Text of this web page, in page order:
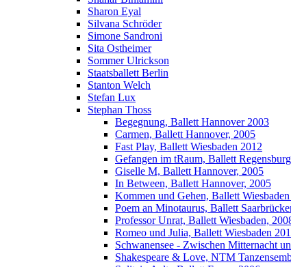
Sharon Eyal
Silvana Schröder
Simone Sandroni
Sita Ostheimer
Sommer Ulrickson
Staatsballett Berlin
Stanton Welch
Stefan Lux
Stephan Thoss
Begegnung, Ballett Hannover 2003
Carmen, Ballett Hannover, 2005
Fast Play, Ballett Wiesbaden 2012
Gefangen im tRaum, Ballett
Giselle M, Ballett Hannover, 2005
In Between, Ballett Hannover, 2005
Kommen und Gehen, Ballett
Poem an Minotaurus, Ballett
Professor Unrat, Ballett Wiesbaden,
Romeo und Julia, Ballett Wiesbaden
Schwanensee - Zwischen Mitternacht
Shakespeare & Love, NTM